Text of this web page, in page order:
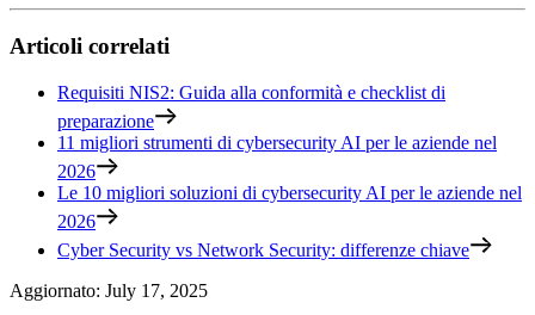
Articoli correlati
Requisiti NIS2: Guida alla conformità e checklist di
preparazione
11 migliori strumenti di cybersecurity AI per le aziende nel
2026
Le 10 migliori soluzioni di cybersecurity AI per le aziende nel
2026
Cyber Security vs Network Security: differenze chiave
Aggiornato: July 17, 2025